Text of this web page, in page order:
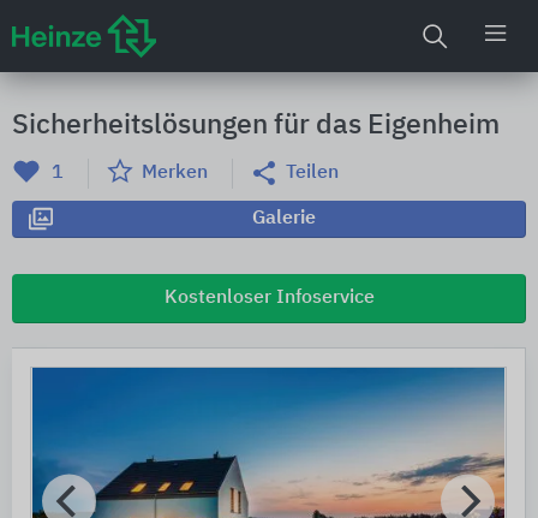
Sicherheitslösungen für das Eigenheim
1 Merken Teilen
Galerie
Kostenloser Infoservice